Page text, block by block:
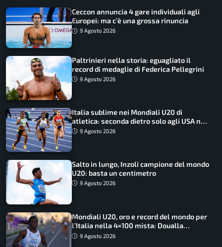
Ceccon annuncia 4 gare individuali agli
Europei: ma c’è una grossa rinuncia
9 Agosto 2026
Paltrinieri nella storia: eguagliato il
record di medaglie di Federica Pellegrini
9 Agosto 2026
Italia sublime nei Mondiali U20 di
atletica: seconda dietro solo agli USA nel
medagliere
9 Agosto 2026
Salto in lungo, Inzoli campione del mondo
U20: basta un centimetro
9 Agosto 2026
Mondiali U20, oro e record del mondo per
l’Italia nella 4×100 mista: Doualla
straordinaria
9 Agosto 2026